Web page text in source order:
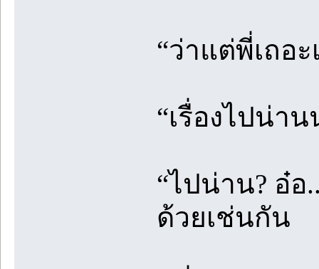
“ว่าแต่พี่เถอ
“เรื่องไปน่าน
“ไปน่าน? อ๋อ
ด้วยเช่นกัน